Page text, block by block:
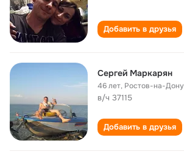
Добавить в друзья
Сергей Маркарян
46 лет, Ростов-на-Дону
в/ч 37115
Добавить в друзья